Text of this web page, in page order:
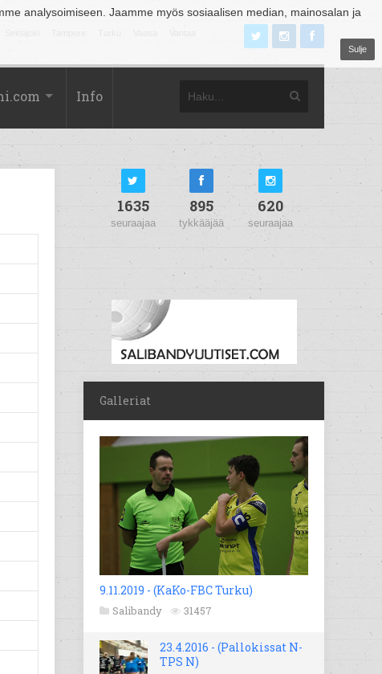
analysoimiseen. Jaamme myös sosiaalisen median, mainosalan ja
Sulje
Info
1635
seuraajaa
895
tykkääjää
620
seuraajaa
Galleriat
9.11.2019 - (KaKo-FBC Turku)
Salibandy 31457
23.4.2016 - (Pallokissat N-
TPS N)